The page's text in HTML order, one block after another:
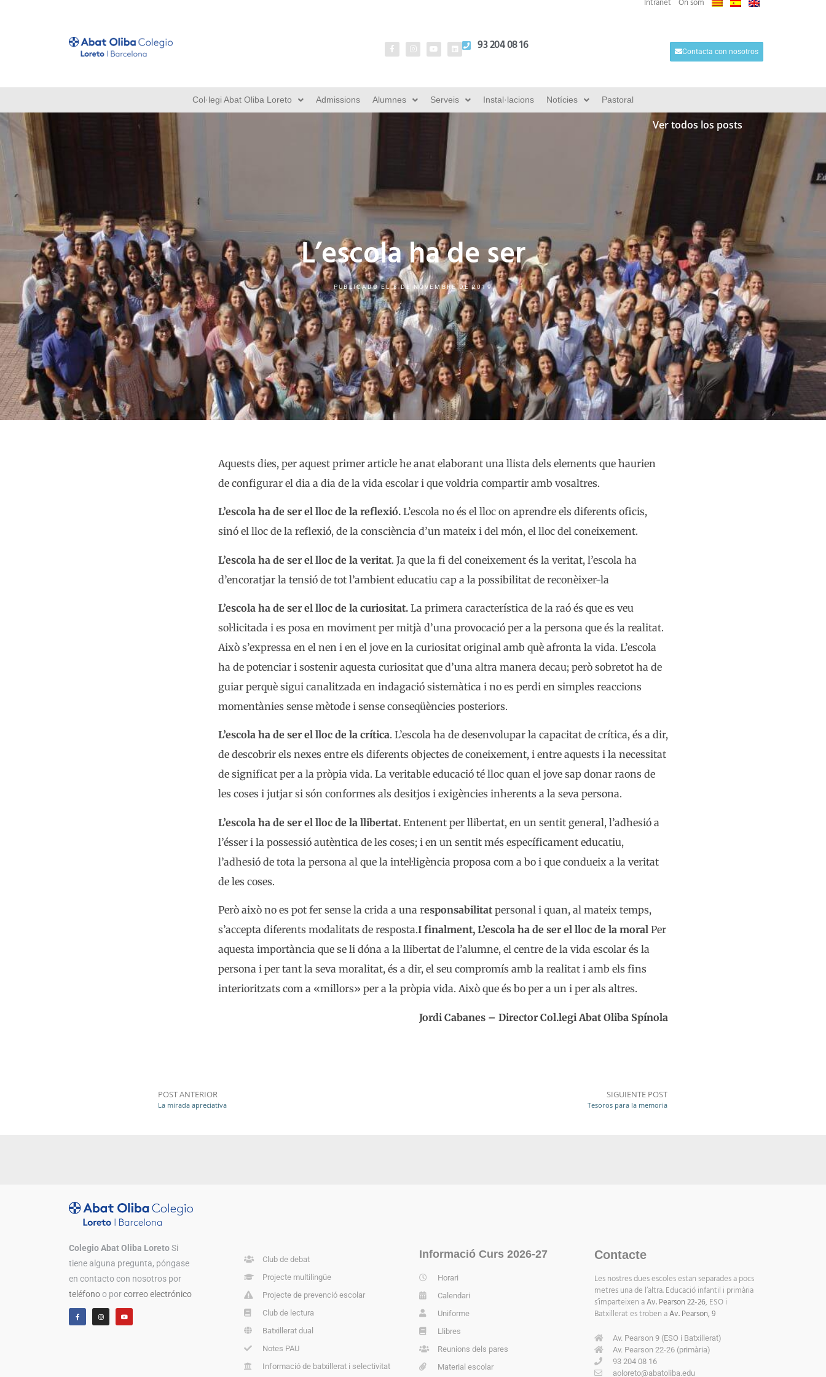
Intranet On som
93 204 08 16 Contacta con nosotros
Col·legi Abat Oliba Loreto Admissions Alumnes Serveis Instal·lacions Notícies Pastoral
Ver todos los posts
L’escola ha de ser
PUBLICADO EL8 DE NOVEMBRE DE 2019
Aquests dies, per aquest primer article he anat elaborant una llista dels elements que haurien
de configurar el dia a dia de la vida escolar i que voldria compartir amb vosaltres.
L’escola ha de ser el lloc de la reflexió. L’escola no és el lloc on aprendre els diferents oficis,
sinó el lloc de la reflexió, de la consciència d’un mateix i del món, el lloc del coneixement.
L’escola ha de ser el lloc de la veritat. Ja que la fi del coneixement és la veritat, l’escola ha
d’encoratjar la tensió de tot l’ambient educatiu cap a la possibilitat de reconèixer-la
L’escola ha de ser el lloc de la curiositat. La primera característica de la raó és que es veu
sol·licitada i es posa en moviment per mitjà d’una provocació per a la persona que és la realitat.
Això s’expressa en el nen i en el jove en la curiositat original amb què afronta la vida. L’escola
ha de potenciar i sostenir aquesta curiositat que d’una altra manera decau; però sobretot ha de
guiar perquè sigui canalitzada en indagació sistemàtica i no es perdi en simples reaccions
momentànies sense mètode i sense conseqüències posteriors.
L’escola ha de ser el lloc de la crítica. L’escola ha de desenvolupar la capacitat de crítica, és a dir,
de descobrir els nexes entre els diferents objectes de coneixement, i entre aquests i la necessitat
de significat per a la pròpia vida. La veritable educació té lloc quan el jove sap donar raons de
les coses i jutjar si són conformes als desitjos i exigències inherents a la seva persona.
L’escola ha de ser el lloc de la llibertat. Entenent per llibertat, en un sentit general, l’adhesió a
l’ésser i la possessió autèntica de les coses; i en un sentit més específicament educatiu,
l’adhesió de tota la persona al que la intel·ligència proposa com a bo i que condueix a la veritat
de les coses.
Però això no es pot fer sense la crida a una responsabilitat personal i quan, al mateix temps,
s’accepta diferents modalitats de resposta.I finalment, L’escola ha de ser el lloc de la moral Per
aquesta importància que se li dóna a la llibertat de l’alumne, el centre de la vida escolar és la
persona i per tant la seva moralitat, és a dir, el seu compromís amb la realitat i amb els fins
interioritzats com a «millors» per a la pròpia vida. Això que és bo per a un i per als altres.
Jordi Cabanes – Director Col.legi Abat Oliba Spínola
POST ANTERIOR
La mirada apreciativa
SIGUIENTE POST
Tesoros para la memoria
Colegio Abat Oliba LoretoSi
tiene alguna pregunta, póngase
en contacto con nosotros por
teléfonoo porcorreo electrónico
Club de debat
Projecte multilingüe
Projecte de prevenció escolar
Club de lectura
Batxillerat dual
Notes PAU
Informació de batxillerat i selectivitat
Informació Curs 2026-27
Horari
Calendari
Uniforme
Llibres
Reunions dels pares
Material escolar
Contacte
Les nostres dues escoles estan separades a pocs
metres una de l’altra. Educació infantil i primària
s’imparteixen aAv. Pearson 22-26, ESO i
Batxillerat es troben aAv. Pearson, 9
Av. Pearson 9 (ESO i Batxillerat)
Av. Pearson 22-26 (primària)
93 204 08 16
aoloreto@abatoliba.edu